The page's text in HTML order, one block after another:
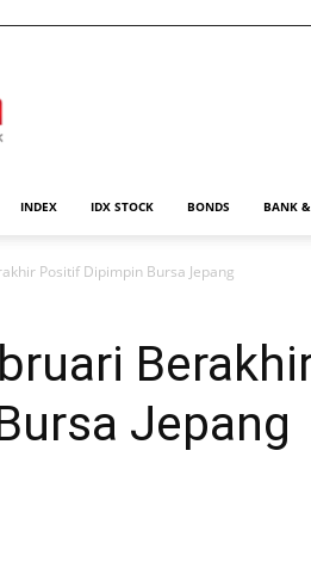
INDEX IDX STOCK BONDS BANK
Positif Dipimpin Bursa Jepang
Jepang